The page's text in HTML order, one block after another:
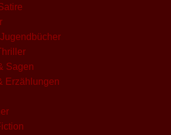
Sagen
Erzählungen